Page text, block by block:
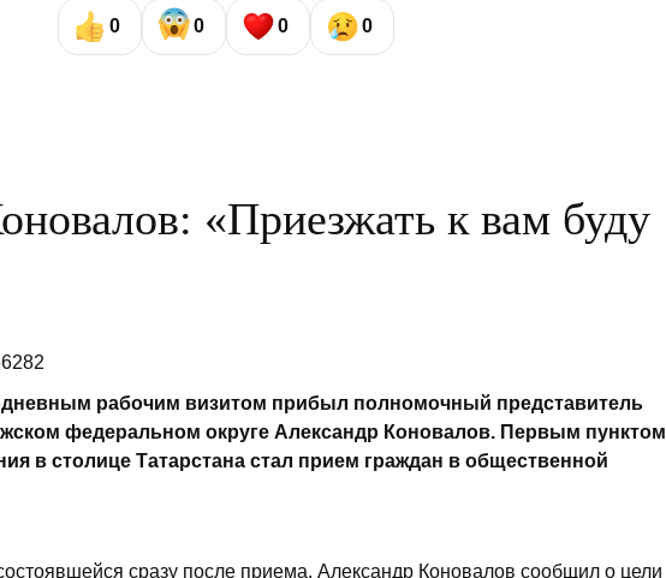
0 0 0 0
«Приезжать к вам буду
рабочим визитом прибыл полномочный представитель
федеральном округе Александр Коновалов. Первым пунктом
в столице Татарстана стал прием граждан в общественной
сразу после приема, Александр Коновалов сообщил о цели